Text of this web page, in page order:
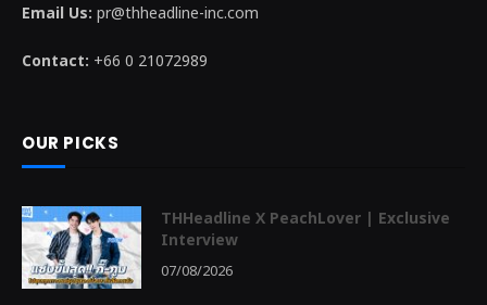
Email Us: pr@thheadline-inc.com
Contact: +66 0 21072989
OUR PICKS
THHeadline X PeachLover | Exclusive
Interview
07/08/2026